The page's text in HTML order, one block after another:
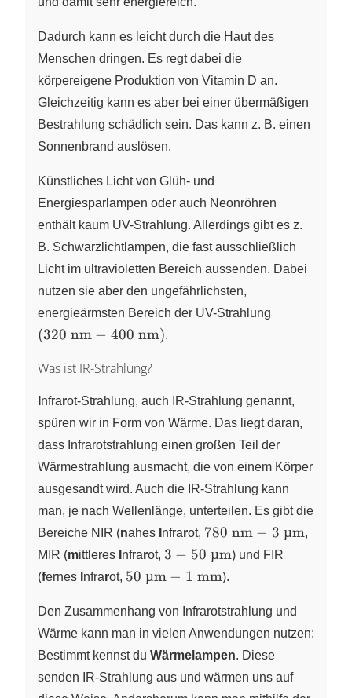
\pu{400
nm}
\right)
Dadurch kann es leicht durch die Haut des
Menschen dringen. Es regt dabei die
körpereigene Produktion von Vitamin D an.
Gleichzeitig kann es aber bei einer übermäßigen
Bestrahlung schädlich sein. Das kann z. B. einen
Sonnenbrand auslösen.
Künstliches Licht von Glüh- und
Energiesparlampen oder auch Neonröhren
enthält kaum UV-Strahlung. Allerdings gibt es z.
B. Schwarzlichtlampen, die fast ausschließlich
Licht im ultravioletten Bereich aussenden. Dabei
nutzen sie aber den ungefährlichsten,
energieärmsten Bereich der UV-Strahlung
\right)
(320 nm − 400 nm).
Was ist IR-Strahlung?
nfrarot-Strahlung, auch IR-Strahlung genannt,
spüren wir in Form von Wärme. Das liegt daran,
dass Infrarotstrahlung einen großen Teil der
Wärmestrahlung ausmacht, die von einem Körper
ausgesandt wird. Auch die IR-Strahlung kann
man, je nach Wellenlänge, unterteilen. Es gibt die
Bereiche NIR (nahes nfrarot, \pu{780
nm} -
\pu{ 3
µm}
780 nm − 3 µm,
MIR (mittleres nfrarot, 3 -
\pu{50
3 − 50 µm) und FIR
(fernes nfrarot, \pu{50
\pu{1
mm}
50 µm − 1 mm).
Den Zusammenhang von Infrarotstrahlung und
Wärme kann man in vielen Anwendungen nutzen:
Bestimmt kennst du Wärmelampen. Diese
senden IR-Strahlung aus und wärmen uns auf